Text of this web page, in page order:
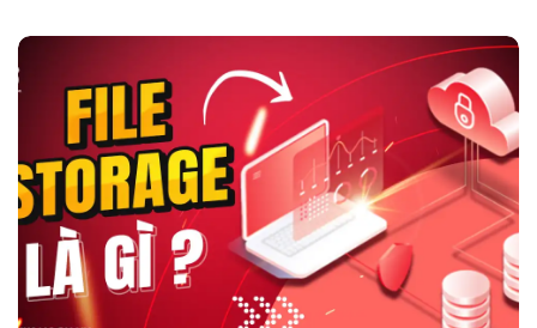
I/O (Input/Output) cực cao...